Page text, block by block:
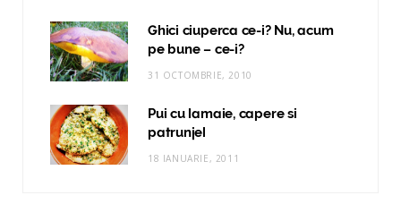
Ghici ciuperca ce-i? Nu, acum
pe bune – ce-i?
31 OCTOMBRIE, 2010
Pui cu lamaie, capere si
patrunjel
18 IANUARIE, 2011